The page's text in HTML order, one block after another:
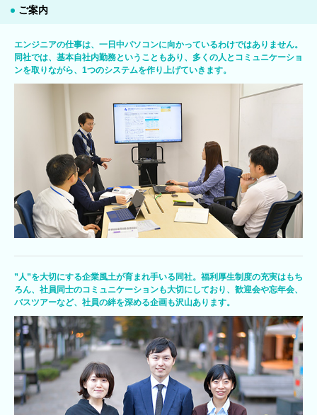
ご案内
エンジニアの仕事は、一日中パソコンに向かっているわけではありません。
同社では、基本自社内勤務ということもあり、多くの人とコミュニケーショ
ンを取りながら、1つのシステムを作り上げていきます。
”人”を大切にする企業風土が育まれ手いる同社。福利厚生制度の充実はもち
ろん、社員同士のコミュニケーションも大切にしており、歓迎会や忘年会、
バスツアーなど、社員の絆を深める企画も沢山あります。